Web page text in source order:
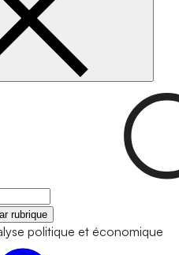
rubrique
politique et économique